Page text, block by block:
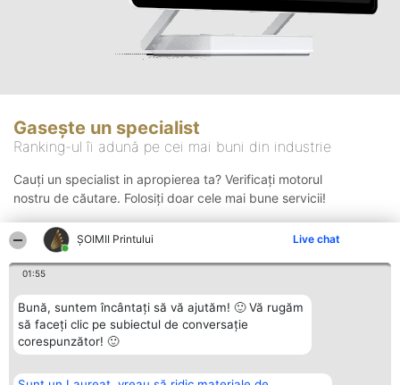
ŞOIMII Printului Live chat
01:55
Bună, suntem încântați să vă ajutăm! 🙂 Vă rugăm
să faceți clic pe subiectul de conversație
corespunzător! 🙂
Gasește un specialist
Ranking-ul îi adună pe cei mai buni din industrie
Cauți un specialist in apropierea ta? Verificați motorul
nostru de căutare. Folosiți doar cele mai bune servicii!